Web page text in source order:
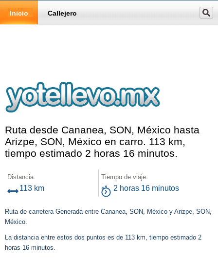
Inicio Callejero
Ruta desde Cananea, SON, México hasta
Arizpe, SON, México en carro. 113 km,
tiempo estimado 2 horas 16 minutos.
Distancia:
113 km
Tiempo de viaje:
2 horas 16 minutos
Ruta de carretera Generada entre Cananea, SON, México y Arizpe, SON,
México.
La distancia entre estos dos puntos es de 113 km, tiempo estimado 2
horas 16 minutos.